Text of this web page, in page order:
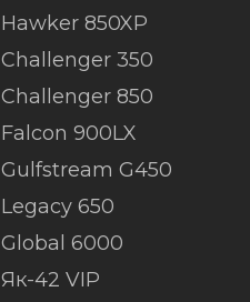
Hawker 850XP
Challenger 350
Challenger 850
Falcon 900LX
Gulfstream G450
Legacy 650
Global 6000
Як-42 VIP